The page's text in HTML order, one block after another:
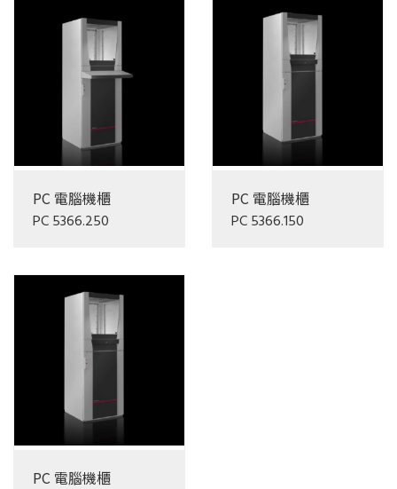
PC 電腦機櫃
PC 5366.250
PC 電腦機櫃
PC 5366.150
PC 電腦機櫃